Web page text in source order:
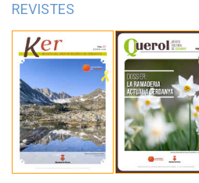
REVISTES